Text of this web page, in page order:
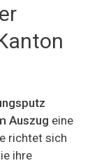
Auszug eine
richtet sich
ihre